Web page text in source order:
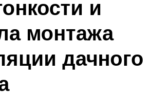
и
монтажа
дачного